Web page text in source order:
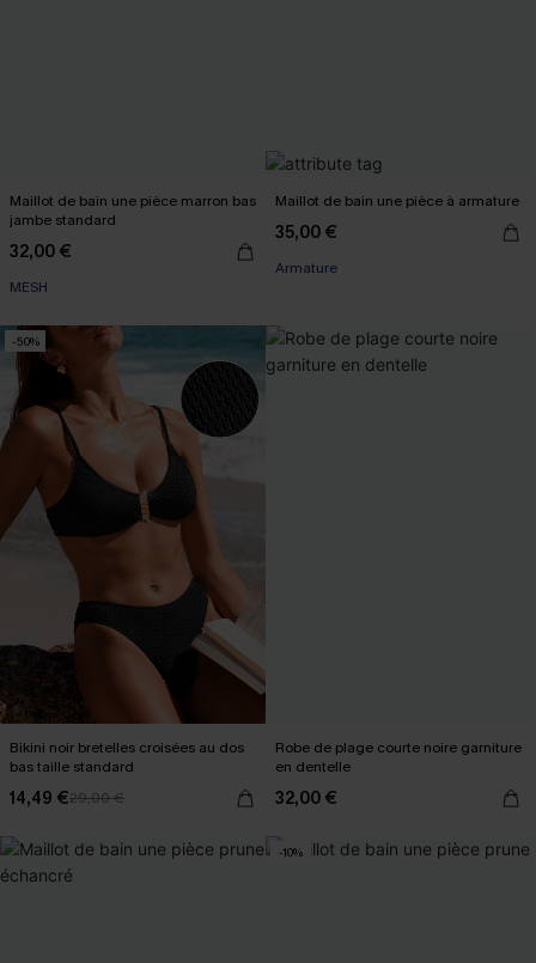
Maillot de bain une pièce marron bas
jambe standard
32,00 €
MESH
Maillot de bain une pièce à armature
35,00 €
Armature
-50%
Bikini noir bretelles croisées au dos
bas taille standard
14,49 €29,00 €
Robe de plage courte noire garniture
en dentelle
32,00 €
-10%